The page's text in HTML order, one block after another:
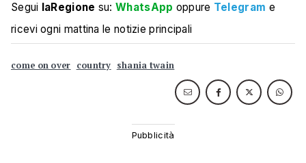
Segui laRegione su:WhatsApp oppure Telegram e
ricevi ogni mattina le notizie principali
come on over country shania twain